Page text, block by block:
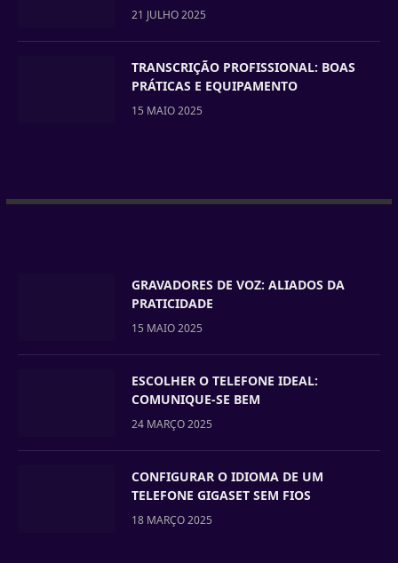
21 JULHO 2025
TRANSCRIÇÃO PROFISSIONAL: BOAS
PRÁTICAS E EQUIPAMENTO
15 MAIO 2025
GRAVADORES DE VOZ: ALIADOS DA
PRATICIDADE
15 MAIO 2025
ESCOLHER O TELEFONE IDEAL:
COMUNIQUE-SE BEM
24 MARÇO 2025
CONFIGURAR O IDIOMA DE UM
TELEFONE GIGASET SEM FIOS
18 MARÇO 2025